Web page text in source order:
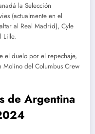
la Selección
(actualmente en el
al Real Madrid), Cyle
Lille.
el duelo por el repechaje,
Molino del Columbus Crew
de Argentina